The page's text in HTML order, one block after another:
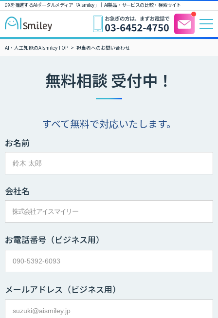
DXを推進するAIポータルメディア「AIsmiley」｜ AI製品・サービスの比較・検索サイト
AI・人工知能のAIsmiley TOP 担当者へのお問い合わせ
無料相談 受付中！
すべて無料で対応いたします。
お名前
会社名
お電話番号 （ビジネス用）
メールアドレス （ビジネス用）